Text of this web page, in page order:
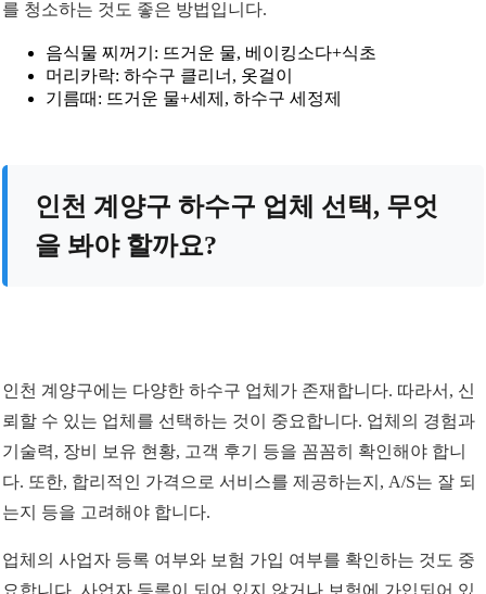
를 청소하는 것도 좋은 방법입니다.
음식물 찌꺼기: 뜨거운 물, 베이킹소다+식초
머리카락: 하수구 클리너, 옷걸이
기름때: 뜨거운 물+세제, 하수구 세정제
인천 계양구 하수구 업체 선택, 무엇
을 봐야 할까요?
인천 계양구에는 다양한 하수구 업체가 존재합니다. 따라서, 신
뢰할 수 있는 업체를 선택하는 것이 중요합니다. 업체의 경험과
기술력, 장비 보유 현황, 고객 후기 등을 꼼꼼히 확인해야 합니
다. 또한, 합리적인 가격으로 서비스를 제공하는지, A/S는 잘 되
는지 등을 고려해야 합니다.
업체의 사업자 등록 여부와 보험 가입 여부를 확인하는 것도 중